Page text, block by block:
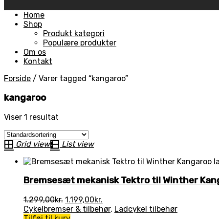
Skip
Home
Shop
Produkt kategori
Populære produkter
Om os
Kontakt
Forside / Varer tagged “kangaroo”
kangaroo
Viser 1 resultat
Grid view
List view
Bremsesæt mekanisk Tektro til Winther
1.299,00kr. Den
oprindelige
1.199,00kr.
aktuelle
Cykelbremser & tilbehør, Ladcykel tilbehør